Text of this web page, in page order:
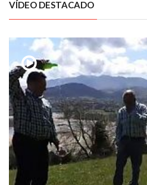
VÍDEO DESTACADO